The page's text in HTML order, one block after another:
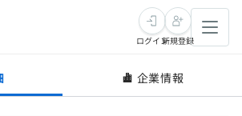
ログイン新規登録
企業情報